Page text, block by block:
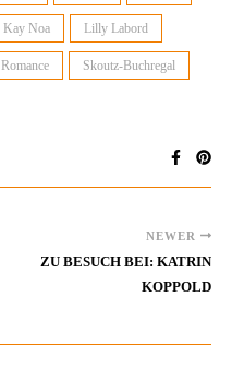
Kay Noa Lilly Labord
Romance Skoutz-Buchregal
NEWER
ZU BESUCH BEI: KATRIN
KOPPOLD